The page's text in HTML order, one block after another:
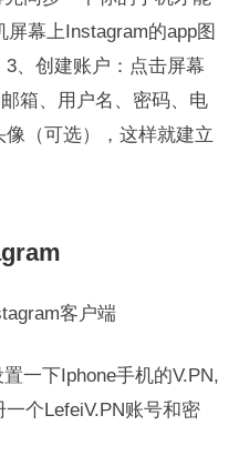
幕上Instagram的app图
、创建账户：点击屏幕
箱、用户名、密码、电
（可选），这样就建立
客户端
一下Iphone手机的V.PN,
个LefeiV.PN账号和密